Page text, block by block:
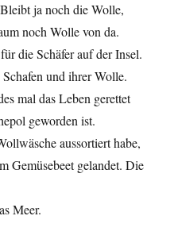
ja noch die Wolle,
noch Wolle von da.
die Schäfer auf der Insel.
und ihrer Wolle.
mal das Leben gerettet
geworden ist.
aussortiert habe,
Gemüsebeet gelandet. Die
Meer.